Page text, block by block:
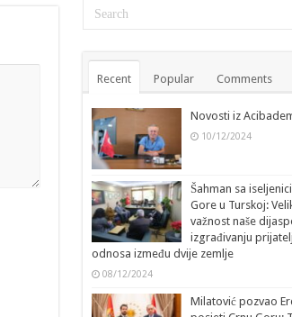
Recent Popular Comments
Novosti iz
10/12/2024
Šahman sa
Gore u Turskoj:
važnost naše
izgrađivanju
odnosa između dvije zemlje
08/12/2024
Milatović pozvao